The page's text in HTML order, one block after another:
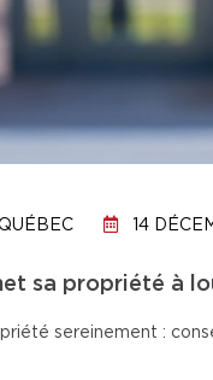
14
sa propriété à
sereinement :